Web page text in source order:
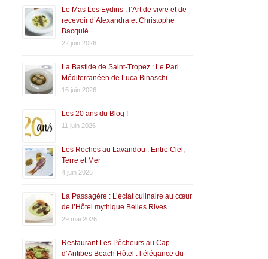
Le Mas Les Eydins : l’Art de vivre et de
recevoir d’Alexandra et Christophe
Bacquié
22 juin 2026
La Bastide de Saint-Tropez : Le Pari
Méditerranéen de Luca Binaschi
16 juin 2026
Les 20 ans du Blog !
11 juin 2026
Les Roches au Lavandou : Entre Ciel,
Terre et Mer
4 juin 2026
La Passagère : L’éclat culinaire au cœur
de l’Hôtel mythique Belles Rives
29 mai 2026
Restaurant Les Pêcheurs au Cap
d’Antibes Beach Hôtel : l’élégance du